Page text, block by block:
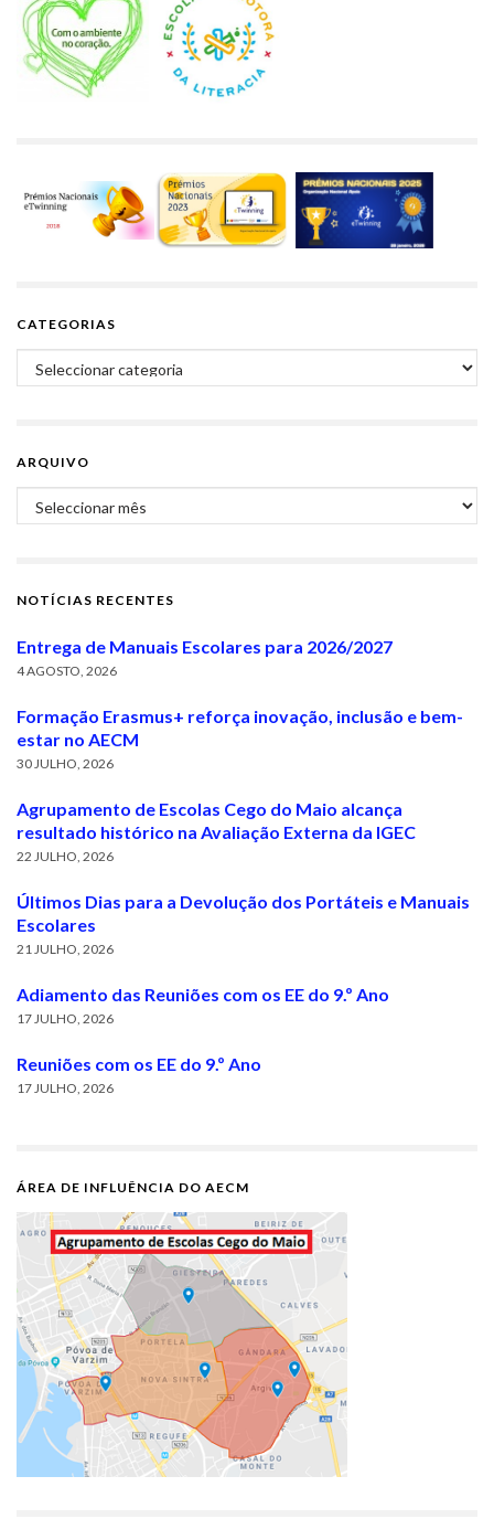
CATEGORIAS
Categorias
ARQUIVO
Arquivo
NOTÍCIAS RECENTES
Entrega de Manuais Escolares para 2026/2027
4 AGOSTO, 2026
Formação Erasmus+ reforça inovação, inclusão e bem-
estar no AECM
30 JULHO, 2026
Agrupamento de Escolas Cego do Maio alcança
resultado histórico na Avaliação Externa da IGEC
22 JULHO, 2026
Últimos Dias para a Devolução dos Portáteis e Manuais
Escolares
21 JULHO, 2026
Adiamento das Reuniões com os EE do 9.º Ano
17 JULHO, 2026
Reuniões com os EE do 9.º Ano
17 JULHO, 2026
ÁREA DE INFLUÊNCIA DO AECM